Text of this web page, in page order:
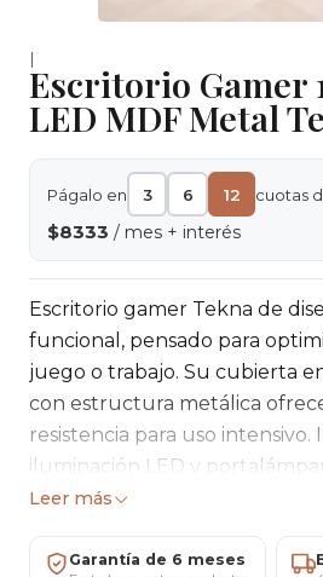
|
Escritorio Gamer
LED MDF Metal
Págalo en 3 6 12 cuotas
$8333 / mes + interés
Escritorio gamer Tekna de
funcional, pensado para
juego o trabajo. Su cubierta
con estructura metálica
resistencia para uso intensivo.
iluminación LED y
la experiencia visual y el
Medidas
Leer más
Garantía de 6 meses